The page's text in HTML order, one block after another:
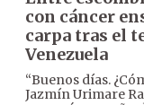
con cáncer
carpa tras el
Venezuela
“Buenos días.
Jazmín Urimare